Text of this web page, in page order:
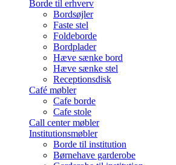
Borde til erhverv
Bordsøjler
Faste stel
Foldeborde
Bordplader
Hæve sænke bord
Hæve sænke stel
Receptionsdisk
Café møbler
Cafe borde
Cafe stole
Call center møbler
Institutionsmøbler
Borde til institution
Børnehave garderobe